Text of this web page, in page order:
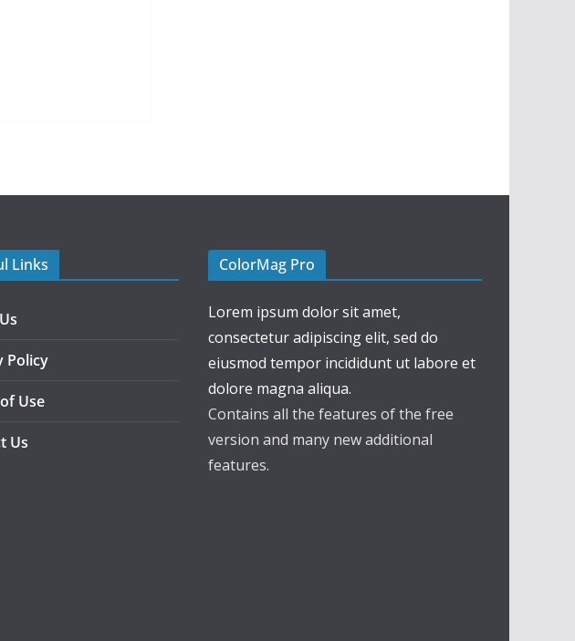
Links
Policy
Use
Us
ColorMag Pro
Lorem ipsum dolor sit amet,
consectetur adipiscing elit, sed do
eiusmod tempor incididunt ut labore et
dolore magna aliqua.
Contains all the features of the free
version and many new additional
features.